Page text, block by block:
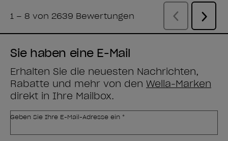
Sie haben eine E-Mail
Erhalten Sie die neuesten Nachrichten,
Rabatte und mehr von den Wella-Marken
direkt in Ihre Mailbox.
Geben Sie Ihre E-Mail-Adresse ein *